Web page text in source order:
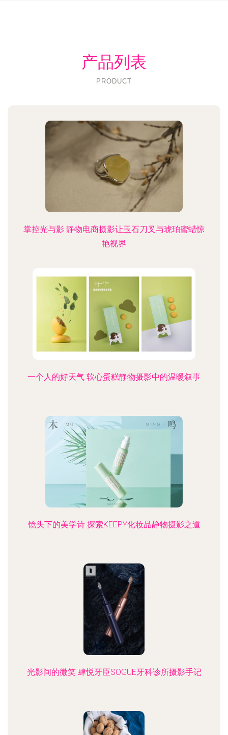
产品列表
PRODUCT
掌控光与影 静物电商摄影让玉石刀叉与琥珀蜜蜡惊
艳视界
一个人的好天气 软心蛋糕静物摄影中的温暖叙事
镜头下的美学诗 探索KEEP.Y化妆品静物摄影之道
光影间的微笑 肆悦牙臣SOGUE牙科诊所摄影手记